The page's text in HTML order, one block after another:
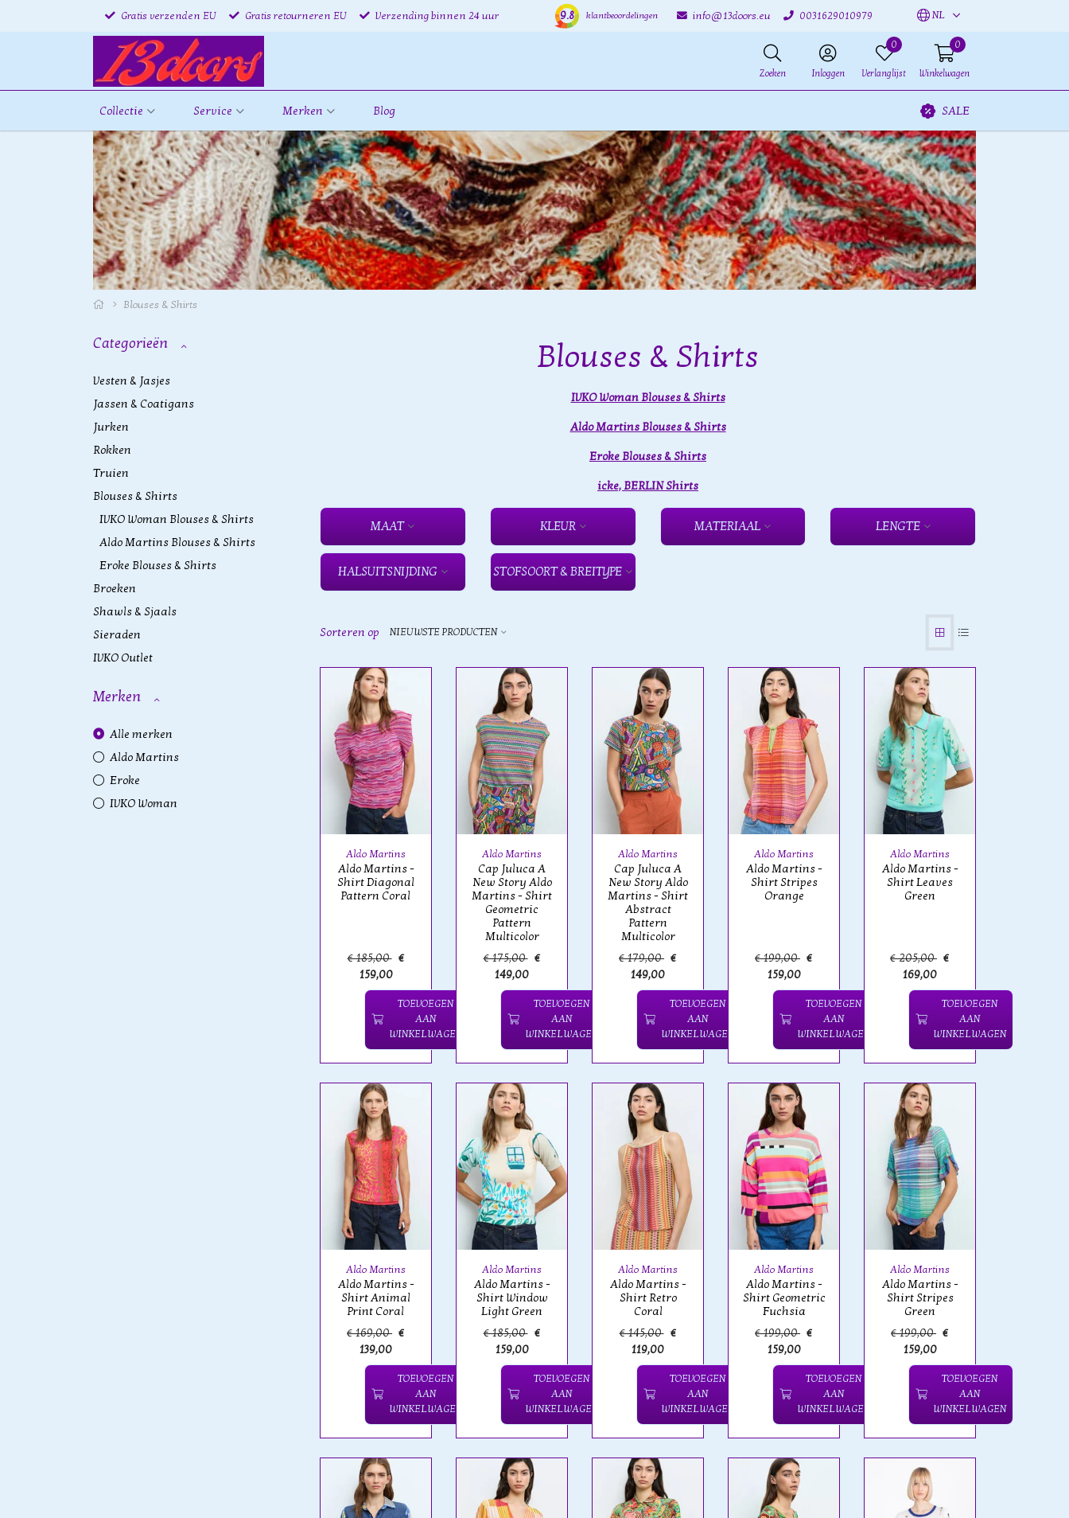
Gratis verzenden EU Gratis retourneren EU Verzending binnen 24 uur 9.8 klantbeoordelingen info@13doors.eu 0031629010979 NL
Zoeken Inloggen
0
Verlanglijst
0
Winkelwagen
Collectie Service Merken Blog SALE
Blouses & Shirts
Categorieën
Vesten & Jasjes
Jassen & Coatigans
Jurken
Rokken
Truien
Blouses & Shirts
IVKO Woman Blouses & Shirts
Aldo Martins Blouses & Shirts
Eroke Blouses & Shirts
Broeken
Shawls & Sjaals
Sieraden
IVKO Outlet
Merken
Alle merken
Aldo Martins
Eroke
IVKO Woman
Blouses & Shirts
IVKO Woman Blouses & Shirts
Aldo Martins Blouses & Shirts
Eroke Blouses & Shirts
icke, BERLIN Shirts
MAAT KLEUR MATERIAAL LENGTE
HALSUITSNIJDING STOFSOORT & BREITYPE
Sorteren op NIEUWSTE PRODUCTEN
Aldo Martins
Aldo Martins -
Shirt Diagonal
Pattern Coral
€ 185,00 €
159,00
TOEVOEGEN
AAN
WINKELWAGEN
Aldo Martins
Cap Juluca A
New Story Aldo
Martins - Shirt
Geometric
Pattern
Multicolor
€ 175,00 €
149,00
TOEVOEGEN
AAN
WINKELWAGEN
Aldo Martins
Cap Juluca A
New Story Aldo
Martins - Shirt
Abstract
Pattern
Multicolor
€ 179,00 €
149,00
TOEVOEGEN
AAN
WINKELWAGEN
Aldo Martins
Aldo Martins -
Shirt Stripes
Orange
€ 199,00 €
159,00
TOEVOEGEN
AAN
WINKELWAGEN
Aldo Martins
Aldo Martins -
Shirt Leaves
Green
€ 205,00 €
169,00
TOEVOEGEN
AAN
WINKELWAGEN
Aldo Martins
Aldo Martins -
Shirt Animal
Print Coral
€ 169,00 €
139,00
TOEVOEGEN
AAN
WINKELWAGEN
Aldo Martins
Aldo Martins -
Shirt Window
Light Green
€ 185,00 €
159,00
TOEVOEGEN
AAN
WINKELWAGEN
Aldo Martins
Aldo Martins -
Shirt Retro
Coral
€ 145,00 €
119,00
TOEVOEGEN
AAN
WINKELWAGEN
Aldo Martins
Aldo Martins -
Shirt Geometric
Fuchsia
€ 199,00 €
159,00
TOEVOEGEN
AAN
WINKELWAGEN
Aldo Martins
Aldo Martins -
Shirt Stripes
Green
€ 199,00 €
159,00
TOEVOEGEN
AAN
WINKELWAGEN